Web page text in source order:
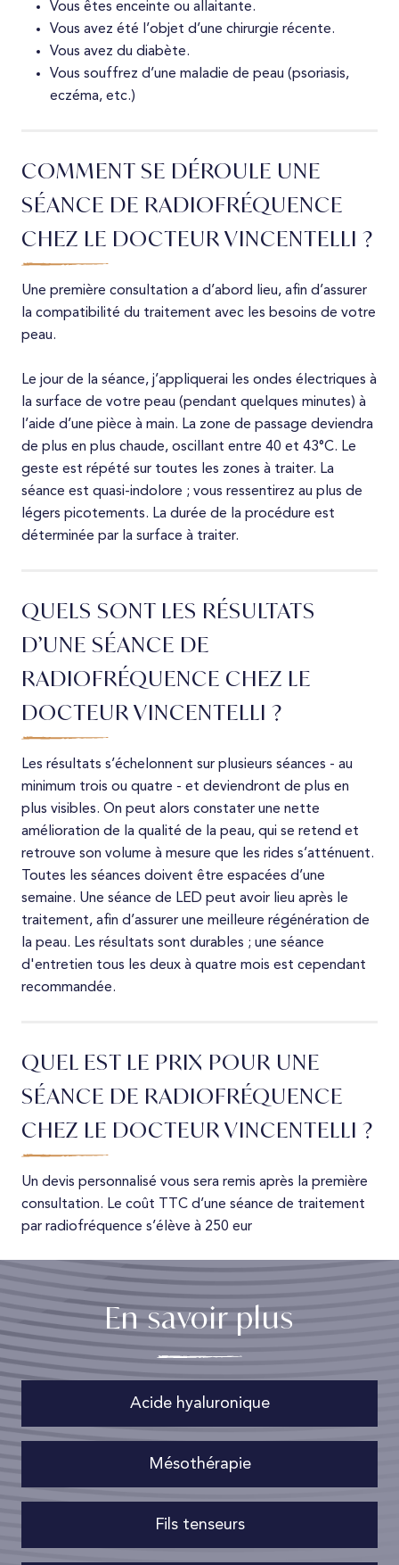
Vous êtes enceinte ou allaitante.
Vous avez été l’objet d’une chirurgie récente.
Vous avez du diabète.
Vous souffrez d’une maladie de peau (psoriasis,
eczéma, etc.)
COMMENT SE DÉROULE UNE
SÉANCE DE RADIOFRÉQUENCE
CHEZ LE DOCTEUR VINCENTELLI ?
Une première consultation a d’abord lieu, afin d’assurer
la compatibilité du traitement avec les besoins de votre
peau.
Le jour de la séance, j’appliquerai les ondes électriques à
la surface de votre peau (pendant quelques minutes) à
l’aide d’une pièce à main. La zone de passage deviendra
de plus en plus chaude, oscillant entre 40 et 43°C. Le
geste est répété sur toutes les zones à traiter. La
séance est quasi-indolore ; vous ressentirez au plus de
légers picotements. La durée de la procédure est
déterminée par la surface à traiter.
QUELS SONT LES RÉSULTATS
D’UNE SÉANCE DE
RADIOFRÉQUENCE CHEZ LE
DOCTEUR VINCENTELLI ?
Les résultats s’échelonnent sur plusieurs séances - au
minimum trois ou quatre - et deviendront de plus en
plus visibles. On peut alors constater une nette
amélioration de la qualité de la peau, qui se retend et
retrouve son volume à mesure que les rides s’atténuent.
Toutes les séances doivent être espacées d’une
semaine. Une séance de LED peut avoir lieu après le
traitement, afin d’assurer une meilleure régénération de
la peau. Les résultats sont durables ; une séance
d'entretien tous les deux à quatre mois est cependant
recommandée.
QUEL EST LE PRIX POUR UNE
SÉANCE DE RADIOFRÉQUENCE
CHEZ LE DOCTEUR VINCENTELLI ?
Un devis personnalisé vous sera remis après la première
consultation. Le coût TTC d’une séance de traitement
par radiofréquence s’élève à 250 eur
En savoir plus
Acide hyaluronique
Mésothérapie
Fils tenseurs